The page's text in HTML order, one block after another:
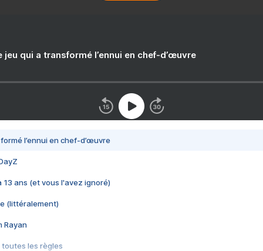
jeu qui a transformé l’ennui en chef-d’œuvre
l’ennui en chef-d’œuvre
13 ans (et vous l'avez ignoré)
(littéralement)
Rayan
toutes les règles